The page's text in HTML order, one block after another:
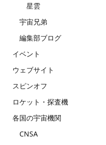
星雲
宇宙兄弟
編集部ブログ
イベント
ウェブサイト
スピンオフ
ロケット・探査機
各国の宇宙機関
CNSA